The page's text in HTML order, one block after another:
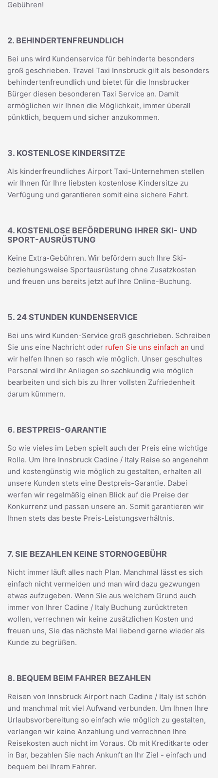
Gebühren!
2. BEHINDERTENFREUNDLICH
Bei uns wird Kundenservice für behinderte besonders
groß geschrieben. Travel Taxi Innsbruck gilt als besonders
behindertenfreundlich und bietet für die Innsbrucker
Bürger diesen besonderen Taxi Service an. Damit
ermöglichen wir Ihnen die Möglichkeit, immer überall
pünktlich, bequem und sicher anzukommen.
3. KOSTENLOSE KINDERSITZE
Als kinderfreundliches Airport Taxi-Unternehmen stellen
wir Ihnen für Ihre liebsten kostenlose Kindersitze zu
Verfügung und garantieren somit eine sichere Fahrt.
4. KOSTENLOSE BEFÖRDERUNG IHRER SKI- UND
SPORT-AUSRÜSTUNG
Keine Extra-Gebühren. Wir befördern auch Ihre Ski-
beziehungsweise Sportausrüstung ohne Zusatzkosten
und freuen uns bereits jetzt auf Ihre Online-Buchung.
5. 24 STUNDEN KUNDENSERVICE
Bei uns wird Kunden-Service groß geschrieben. Schreiben
Sie uns eine Nachricht oder rufen Sie uns einfach an und
wir helfen Ihnen so rasch wie möglich. Unser geschultes
Personal wird Ihr Anliegen so sachkundig wie möglich
bearbeiten und sich bis zu Ihrer vollsten Zufriedenheit
darum kümmern.
6. BESTPREIS-GARANTIE
So wie vieles im Leben spielt auch der Preis eine wichtige
Rolle. Um Ihre Innsbruck Cadine / Italy Reise so angenehm
und kostengünstig wie möglich zu gestalten, erhalten all
unsere Kunden stets eine Bestpreis-Garantie. Dabei
werfen wir regelmäßig einen Blick auf die Preise der
Konkurrenz und passen unsere an. Somit garantieren wir
Ihnen stets das beste Preis-Leistungsverhältnis.
7. SIE BEZAHLEN KEINE STORNOGEBÜHR
Nicht immer läuft alles nach Plan. Manchmal lässt es sich
einfach nicht vermeiden und man wird dazu gezwungen
etwas aufzugeben. Wenn Sie aus welchem Grund auch
immer von Ihrer Cadine / Italy Buchung zurücktreten
wollen, verrechnen wir keine zusätzlichen Kosten und
freuen uns, Sie das nächste Mal liebend gerne wieder als
Kunde zu begrüßen.
8. BEQUEM BEIM FAHRER BEZAHLEN
Reisen von Innsbruck Airport nach Cadine / Italy ist schön
und manchmal mit viel Aufwand verbunden. Um Ihnen Ihre
Urlaubsvorbereitung so einfach wie möglich zu gestalten,
verlangen wir keine Anzahlung und verrechnen Ihre
Reisekosten auch nicht im Voraus. Ob mit Kreditkarte oder
in Bar, bezahlen Sie nach Ankunft an Ihr Ziel - einfach und
bequem bei Ihrem Fahrer.